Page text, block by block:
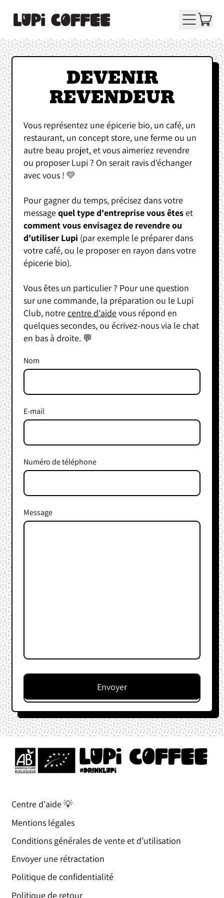
MENU
DEVENIR
REVENDEUR
Vous représentez une épicerie bio, un café, un
restaurant, un concept store, une ferme ou un
autre beau projet, et vous aimeriez revendre
ou proposer Lupi ? On serait ravis d'échanger
avec vous ! 💛
Pour gagner du temps, précisez dans votre
messagequel type d'entreprise vous êteset
comment vous envisagez de revendre ou
d'utiliser Lupi (par exemple le préparer dans
votre café, ou le proposer en rayon dans votre
épicerie bio).
Vous êtes un particulier ? Pour une question
sur une commande, la préparation ou le Lupi
Club, notrecentre d'aidevous répond en
quelques secondes, ou écrivez-nous via le chat
en bas à droite. 💬
Nom
E-mail
Numéro de téléphone
Message
Centre d'aide 💡
Mentions légales
Conditions générales de vente et d’utilisation
Envoyer une rétractation
Politique de confidentialité
Politique de retour